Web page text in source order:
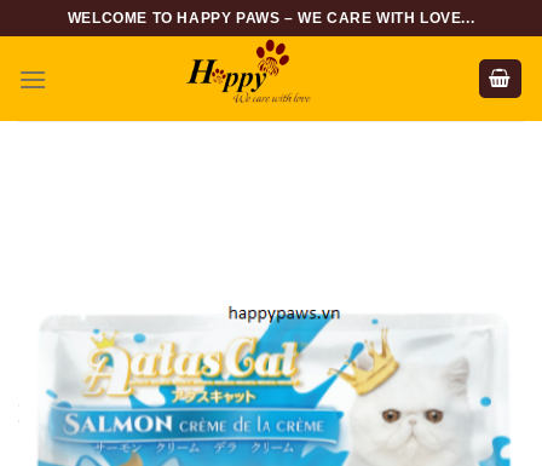
content
WELCOME TO HAPPY PAWS – WE CARE WITH LOVE...